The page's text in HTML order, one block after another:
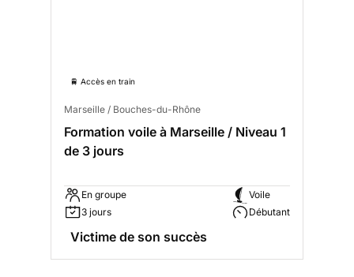
🚆 Accès en train
Marseille / Bouches-du-Rhône
Formation voile à Marseille / Niveau 1
de 3 jours
En groupe
3 jours
Voile
Débutant
Victime de son succès